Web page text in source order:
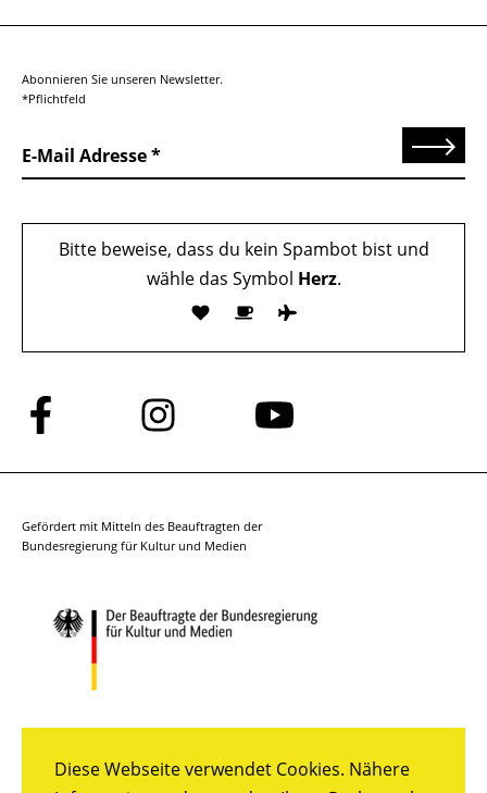
Diese Webseite verwendet Cookies. Nähere
Abonnieren Sie unseren Newsletter.
*Pflichtfeld
E-Mail Adresse Senden
Bitte beweise, dass du kein Spambot bist und
wähle das Symbol Herz.
Folge
uns
auf
Folge
uns
auf
Folge
auf
Gefördert mit Mitteln des Beauftragten der
Bundesregierung für Kultur und Medien